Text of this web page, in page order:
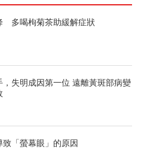
多喝枸菊茶助緩解症狀
失明成因第一位 遠離黃斑部病變
「螢幕眼」的原因